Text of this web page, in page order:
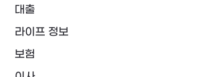
대출
라이프 정보
보험